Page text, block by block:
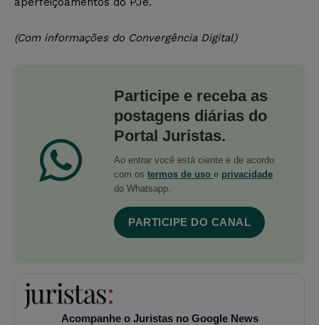
(Com informações do Convergência Digital)
Participe e receba as
postagens diárias do
Portal Juristas.
Ao entrar você está ciente e de acordo
com os termos de uso e privacidade
do Whatsapp.
PARTICIPE DO CANAL
Acompanhe o Juristas no Google News